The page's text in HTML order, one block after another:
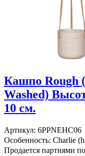
Кашпо Rough
Washed)
10 см.
Артикул: 6PPNEHC06
Особенность: Charlie
Продается партиями